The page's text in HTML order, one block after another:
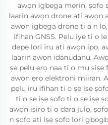
awọn igbega mẹrin, ṣofo
laarin awọn drone ati awọn
awọn igbega drone ti a n lo,
ifihan GNSS. Pẹlu iye ti o
depe lori iru ati awọn ipo,
laarin awọn idanudanu.
ṣe pẹlu ẹrọ naa ti o mu
awọn ẹrọ elektroni miiran.
pẹlu iru ifihan ti o ṣe iṣẹ
ti o ṣe iṣẹ ṣofo ti o ṣe iṣẹ
awọn iṣiro ti o dara julọ,
n ṣofo ati iṣẹ ṣofo lori